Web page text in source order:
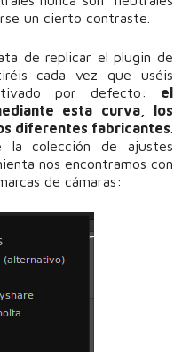
un cierto contraste.
de replicar el plugin de
cada vez que uséis
por defecto: el
esta curva, los
diferentes fabricantes
colección de ajustes
nos encontramos con
de cámaras: